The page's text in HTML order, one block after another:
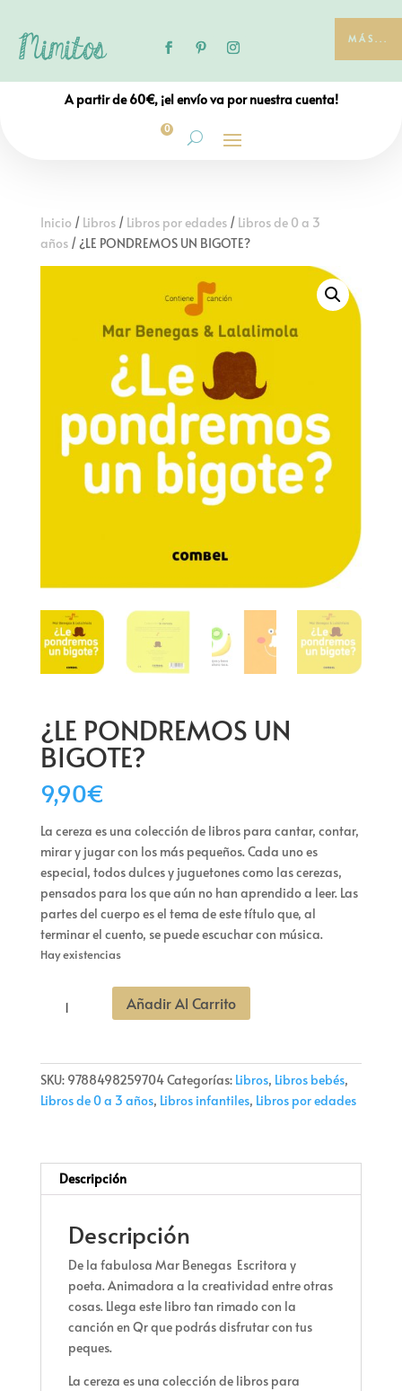
MÁS...
A partir de 60€, ¡el envío va por nuestra cuenta!
0
Inicio / Libros/ Libros por edades/ Libros de 0 a 3
años/ ¿LE PONDREMOS UN BIGOTE?
¿LE PONDREMOS UN
BIGOTE?
9,90€
La cereza es una colección de libros para cantar, contar,
mirar y jugar con los más pequeños. Cada uno es
especial, todos dulces y juguetones como las cerezas,
pensados para los que aún no han aprendido a leer. Las
partes del cuerpo es el tema de este título que, al
terminar el cuento, se puede escuchar con música.
Hay existencias
PONDREMOS
cantidad
Añadir Al Carrito
SKU: 9788498259704Categorías: Libros, Libros bebés,
Libros de 0 a 3 años, Libros infantiles, Libros por edades
Descripción
Descripción
De la fabulosa Mar Benegas Escritora y
poeta. Animadora a la creatividad entre otras
cosas. Llega este libro tan rimado con la
canción en Qr que podrás disfrutar con tus
peques.
La cereza es una colección de libros para